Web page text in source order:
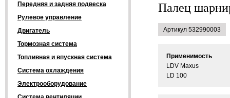
Палец
Артикул 532990003
Применимость
LDV Maxus
LD 100
Передняя и задняя подвеска
Рулевое управление
Двигатель
Тормозная система
Топливная и впускная система
Система охлаждения
Электрооборудование